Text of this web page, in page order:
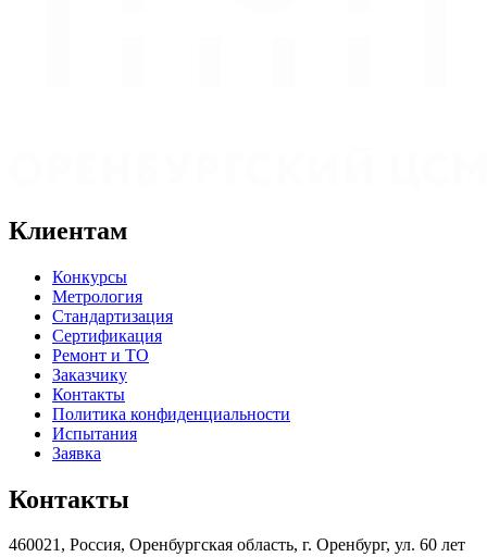
Клиентам
Конкурсы
Метрология
Стандартизация
Сертификация
Ремонт и ТО
Заказчику
Контакты
Политика конфиденциальности
Испытания
Заявка
Контакты
460021, Россия, Оренбургская область, г. Оренбург, ул. 60 лет